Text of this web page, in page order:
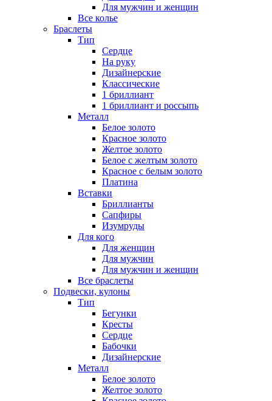
Для мужчин и женщин
Все колье
Браслеты
Тип
Сердце
На руку
Дизайнерские
Классические
1 бриллиант
1 бриллиант и россыпь
Металл
Белое золото
Красное золото
Желтое золото
Белое с желтым золото
Красное с белым золото
Платина
Вставки
Бриллианты
Сапфиры
Изумруды
Для кого
Для женщин
Для мужчин
Для мужчин и женщин
Все браслеты
Подвески, кулоны
Тип
Бегунки
Кресты
Сердце
Бабочки
Дизайнерские
Металл
Белое золото
Желтое золото